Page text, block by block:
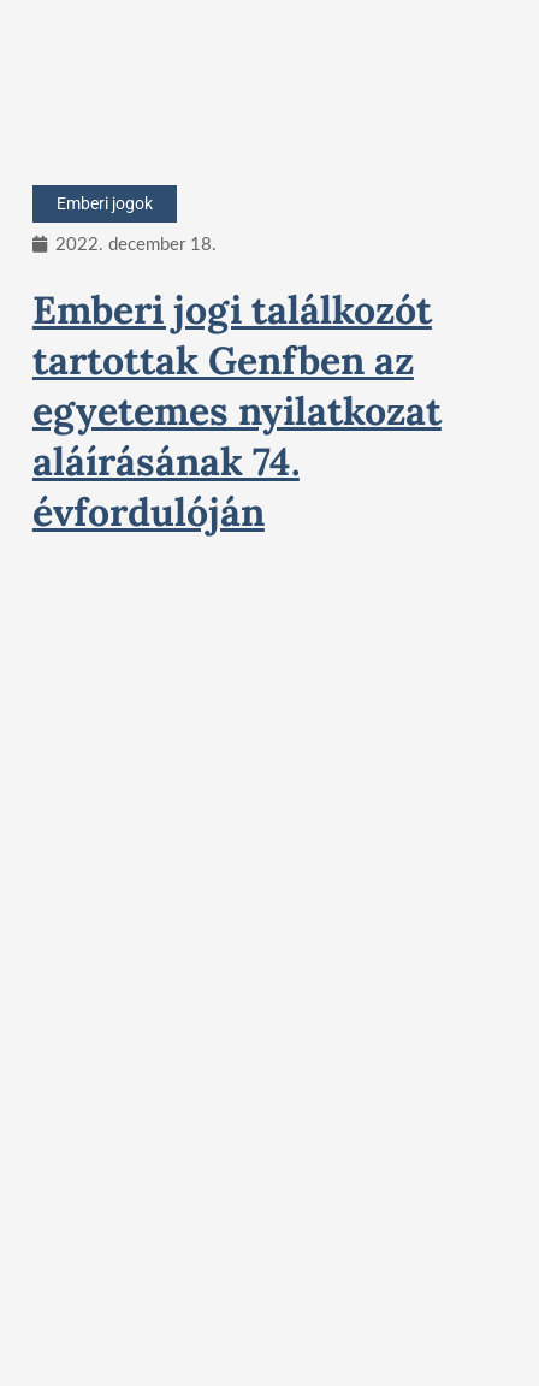
Emberi jogok
2022. december 18.
Emberi jogi találkozót
tartottak Genfben az
egyetemes nyilatkozat
aláírásának 74.
évfordulóján